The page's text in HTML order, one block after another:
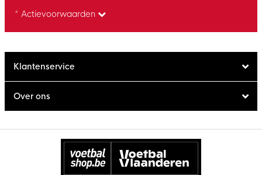
* Actievoorwaarden
Klantenservice
Over ons